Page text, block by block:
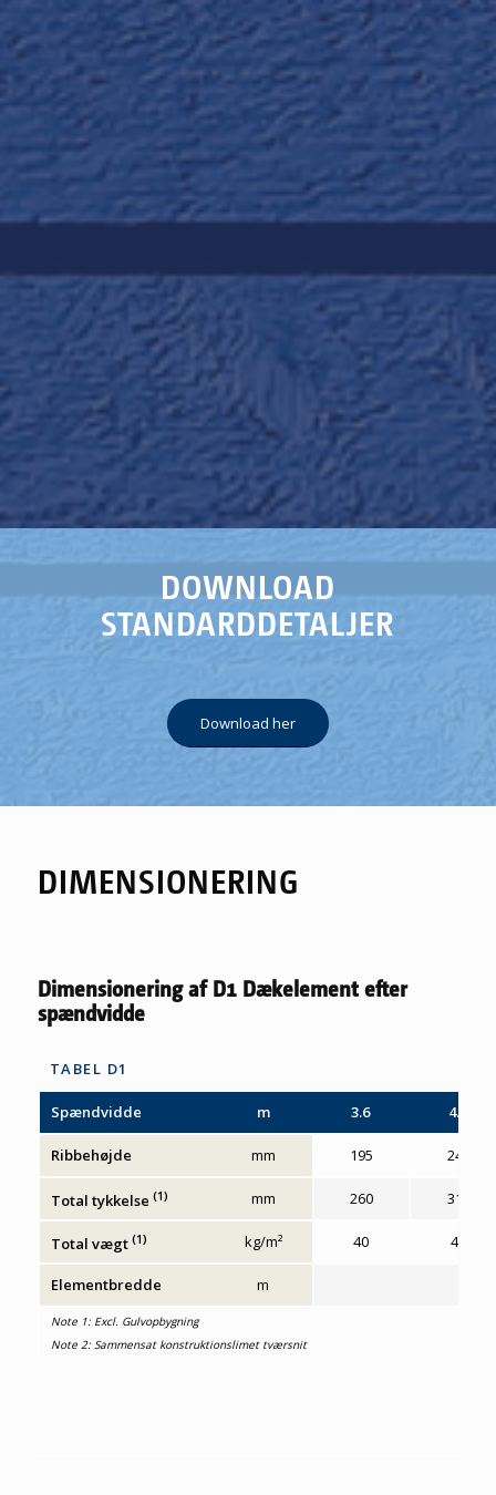
DOWNLOAD
STANDARDDETALJER
Download her
DIMENSIONERING
Dimensionering af D1 Dækelement efter
spændvidde
TABEL D1
Spændvidde m 3.6 4.2
Ribbehøjde mm 195 245
Total tykkelse (1) mm 260 310
Total vægt (1) kg/m² 40 42
Elementbredde m
Note 1: Excl. Gulvopbygning
Note 2: Sammensat konstruktionslimet tværsnit